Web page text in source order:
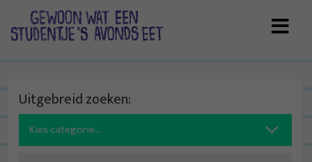
Uitgebreid zoeken:
Search
for: